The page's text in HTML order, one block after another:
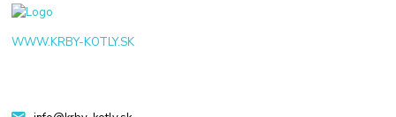
WWW.KRBY-KOTLY.SK